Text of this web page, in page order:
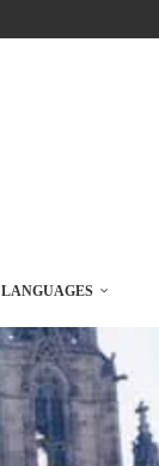
LANGUAGES